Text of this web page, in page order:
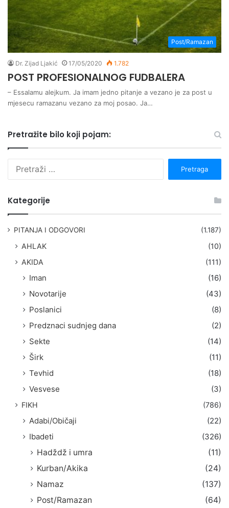
Post/Ramazan
Dr. Zijad Ljakić 17/05/2020 1.782
POST PROFESIONALNOG FUDBALERA
– Essalamu alejkum. Ja imam jedno pitanje a vezano je za post u
mjesecu ramazanu vezano za moj posao. Ja…
Pretražite bilo koji pojam:
Kategorije
PITANJA I ODGOVORI (1.187)
AHLAK
(10)
AKIDA
(111)
Iman
(16)
Novotarije
(43)
Poslanici
(8)
Predznaci sudnjeg dana
(2)
Sekte
(14)
Širk
(11)
Tevhid
(18)
Vesvese
(3)
FIKH (786)
Adabi/Običaji
(22)
Ibadeti
(326)
Hadždž i umra
(11)
Kurban/Akika
(24)
Namaz
(137)
Post/Ramazan
(64)